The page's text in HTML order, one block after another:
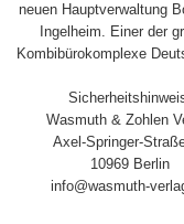
neuen Hauptverwaltung
Ingelheim. Einer der
Kombibürokomplexe
Wasmuth & Zohlen
Axel-Springer-
10969 Berlin
info@wasmuth-